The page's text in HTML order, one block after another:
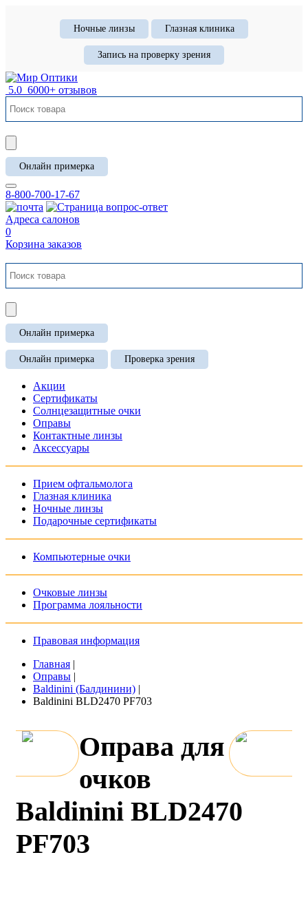
Ночные линзы Глазная клиника
Запись на проверку зрения
5.0 6000+ отзывов
Онлайн примерка
8-800-700-17-67
Адреса салонов
0
Корзина заказов
Онлайн примерка
Онлайн примерка Проверка зрения
Акции
Сертификаты
Солнцезащитные очки
Оправы
Контактные линзы
Аксессуары
Прием офтальмолога
Глазная клиника
Ночные линзы
Подарочные сертификаты
Компьютерные очки
Очковые линзы
Программа лояльности
Правовая информация
Главная |
Оправы |
Baldinini (Балдинини) |
Baldinini BLD2470 PF703
Оправа для
очков
Baldinini BLD2470
PF703